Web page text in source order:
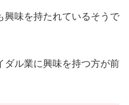
興味を持たれているそうで
ダル業に興味を持つ方が前